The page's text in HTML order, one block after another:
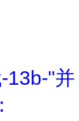
13b-"并